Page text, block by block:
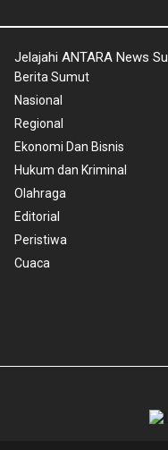
Jelajahi ANTARA News
Berita Sumut
Nasional
Regional
Ekonomi Dan Bisnis
Hukum dan Kriminal
Olahraga
Editorial
Peristiwa
Cuaca